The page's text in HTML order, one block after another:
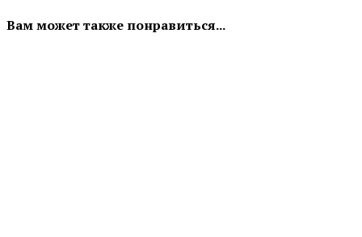
Вам может также понравиться...